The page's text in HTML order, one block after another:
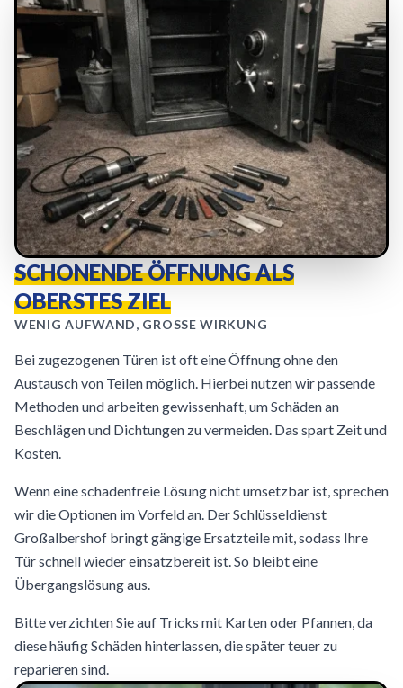
SCHONENDE ÖFFNUNG ALS
OBERSTES ZIEL
WENIG AUFWAND, GROSSE WIRKUNG
Bei zugezogenen Türen ist oft eine Öffnung ohne den
Austausch von Teilen möglich. Hierbei nutzen wir passende
Methoden und arbeiten gewissenhaft, um Schäden an
Beschlägen und Dichtungen zu vermeiden. Das spart Zeit und
Kosten.
Wenn eine schadenfreie Lösung nicht umsetzbar ist, sprechen
wir die Optionen im Vorfeld an. Der Schlüsseldienst
Großalbershof bringt gängige Ersatzteile mit, sodass Ihre
Tür schnell wieder einsatzbereit ist. So bleibt eine
Übergangslösung aus.
Bitte verzichten Sie auf Tricks mit Karten oder Pfannen, da
diese häufig Schäden hinterlassen, die später teuer zu
reparieren sind.